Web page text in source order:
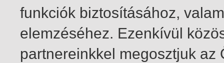
funkciók biztosításához,
elemzéséhez. Ezenkívül
partnereinkkel megosztjuk